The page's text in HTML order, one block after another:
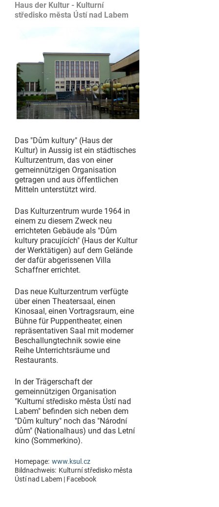
Haus der Kultur - Kulturní
středisko města Ústí nad Labem
Das "Dům kultury" (Haus der
Kultur) in Aussig ist ein städtisches
Kulturzentrum, das von einer
gemeinnützigen Organisation
getragen und aus öffentlichen
Mitteln unterstützt wird.
Das Kulturzentrum wurde 1964 in
einem zu diesem Zweck neu
errichteten Gebäude als "Dům
kultury pracujících" (Haus der Kultur
der Werktätigen) auf dem Gelände
der dafür abgerissenen Villa
Schaffner errichtet.
Das neue Kulturzentrum verfügte
über einen Theatersaal, einen
Kinosaal, einen Vortragsraum, eine
Bühne für Puppentheater, einen
repräsentativen Saal mit moderner
Beschallungtechnik sowie eine
Reihe Unterrichtsräume und
Restaurants.
In der Trägerschaft der
gemeinnützigen Organisation
"Kulturní středisko města Ústí nad
Labem" befinden sich neben dem
"Dům kultury" noch das "Národní
dům" (Nationalhaus) und das Letní
kino (Sommerkino).
Homepage: www.ksul.cz
Bildnachweis: Kulturní středisko města
Ústí nad Labem | Facebook